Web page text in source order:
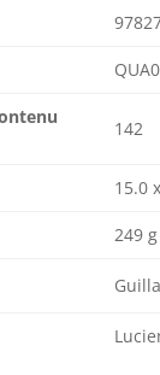
142
15.0
249 g